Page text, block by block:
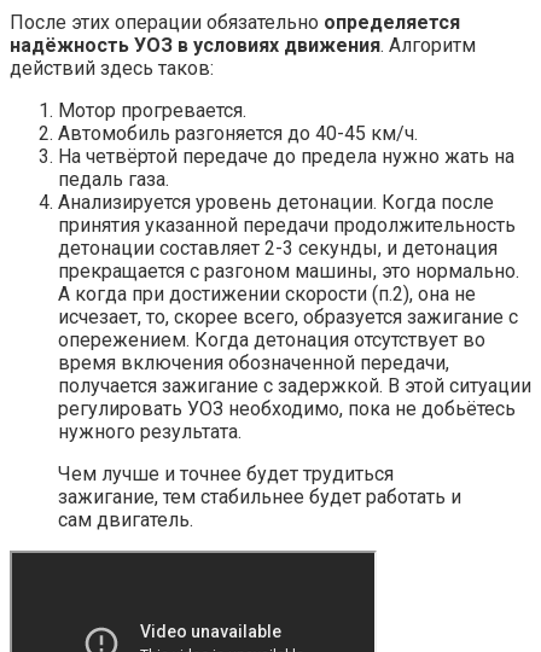
После этих операции обязательно определяется
надёжность УОЗ в условиях движения. Алгоритм
действий здесь таков:
Мотор прогревается.
Автомобиль разгоняется до 40-45 км/ч.
На четвёртой передаче до предела нужно жать на
педаль газа.
Анализируется уровень детонации. Когда после
принятия указанной передачи продолжительность
детонации составляет 2-3 секунды, и детонация
прекращается с разгоном машины, это нормально.
А когда при достижении скорости (п.2), она не
исчезает, то, скорее всего, образуется зажигание с
опережением. Когда детонация отсутствует во
время включения обозначенной передачи,
получается зажигание с задержкой. В этой ситуации
регулировать УОЗ необходимо, пока не добьётесь
нужного результата.
Чем лучше и точнее будет трудиться
зажигание, тем стабильнее будет работать и
сам двигатель.